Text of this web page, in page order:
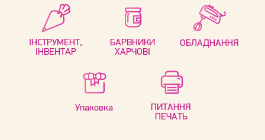
ІНСТРУМЕНТ,
ІНВЕНТАР
БАРВНИКИ
ХАРЧОВІ
ОБЛАДНАННЯ
Упаковка
ПИТАННЯ
ПЕЧАТЬ